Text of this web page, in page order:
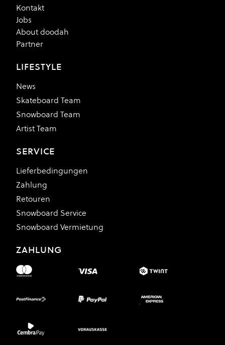
Kontakt
Jobs
About doodah
Partner
LIFESTYLE
News
Skateboard Team
Snowboard Team
Artist Team
SERVICE
Lieferbedingungen
Zahlung
Retouren
Snowboard Service
Snowboard Vermietung
ZAHLUNG